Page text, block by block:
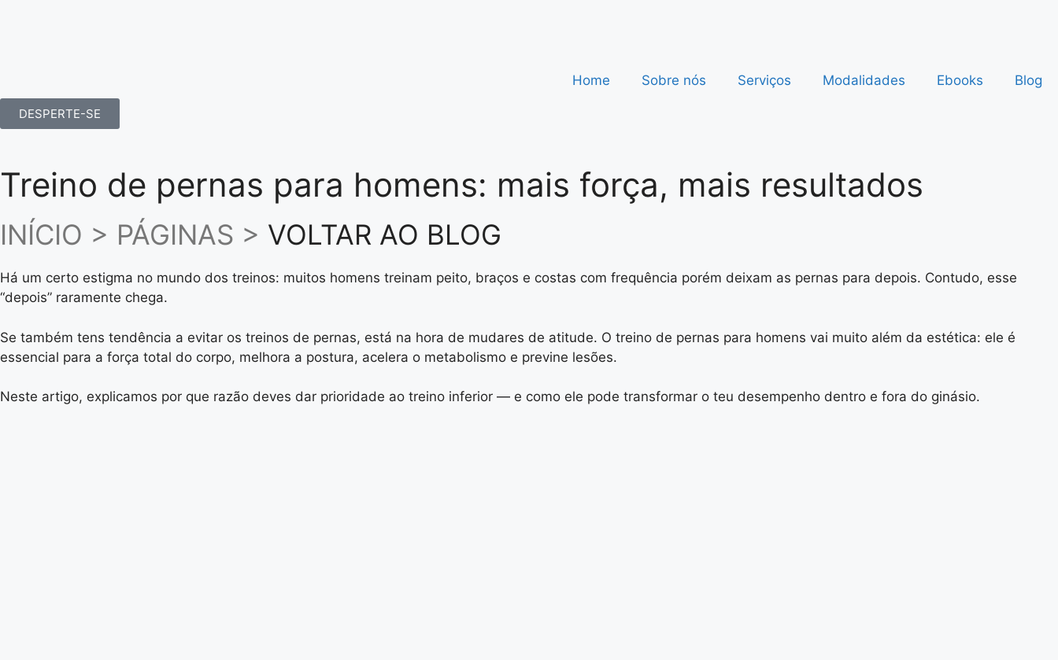
Home Sobre nós Serviços Modalidades Ebooks Blog
DESPERTE-SE
Treino de pernas para homens: mais força, mais resultados
INÍCIO > PÁGINAS > VOLTAR AO BLOG
Há um certo estigma no mundo dos treinos: muitos homens treinam peito, braços e costas com frequência porém deixam as pernas para depois. Contudo, esse
“depois” raramente chega.
Se também tens tendência a evitar os treinos de pernas, está na hora de mudares de atitude. O treino de pernas para homens vai muito além da estética: ele é
essencial para a força total do corpo, melhora a postura, acelera o metabolismo e previne lesões.
Neste artigo, explicamos por que razão deves dar prioridade ao treino inferior — e como ele pode transformar o teu desempenho dentro e fora do ginásio.